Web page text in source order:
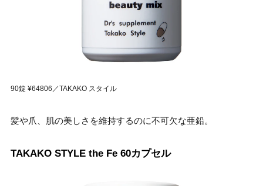
90錠 ¥64806／TAKAKO スタイル
髪や爪、肌の美しさを維持するのに不可欠な亜鉛。
TAKAKO STYLE the Fe 60カプセル